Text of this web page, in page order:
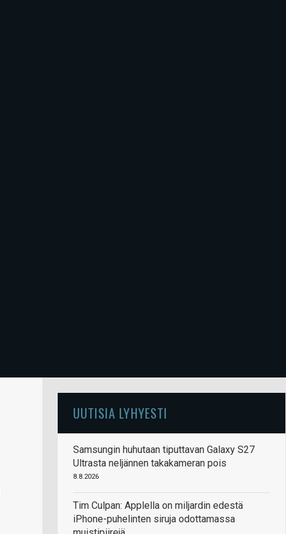
UUTISIA LYHYESTI
Samsungin huhutaan tiputtavan Galaxy S27
Ultrasta neljännen takakameran pois
8.8.2026
Tim Culpan: Applella on miljardin edestä
iPhone-puhelinten siruja odottamassa